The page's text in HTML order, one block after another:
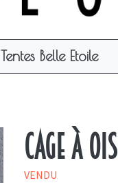
Tentes Belle Etoile
Cage à
VENDU